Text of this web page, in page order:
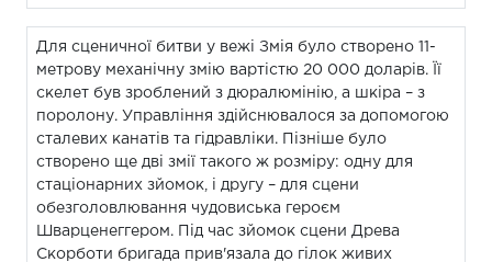
Для сценичної битви у вежі Змія було створено 11-
метрову механічну змію вартістю 20 000 доларів. Її
скелет був зроблений з дюралюмінію, а шкіра – з
поролону. Управління здійснювалося за допомогою
сталевих канатів та гідравліки. Пізніше було
створено ще дві змії такого ж розміру: одну для
стаціонарних зйомок, і другу – для сцени
обезголовлювання чудовиська героєм
Шварценеггером. Під час зйомок сцени Древа
Скорботи бригада прив'язала до гілок живих